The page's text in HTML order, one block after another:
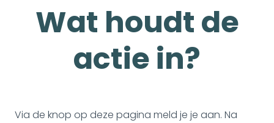
Wat houdt de
actie in?
Via de knop op deze pagina meld je je aan. Na